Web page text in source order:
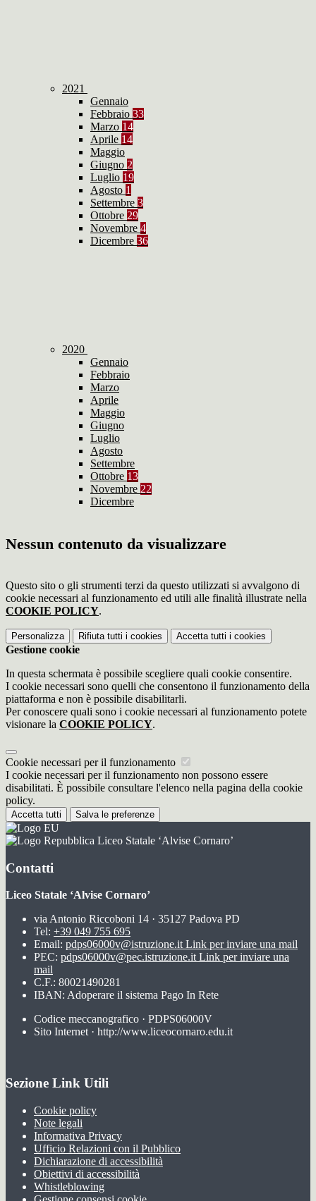
2021
Gennaio
Febbraio 33
Marzo 14
Aprile 14
Maggio
Giugno 2
Luglio 19
Agosto 1
Settembre 3
Ottobre 29
Novembre 4
Dicembre 36
2020
Gennaio
Febbraio
Marzo
Aprile
Maggio
Giugno
Luglio
Agosto
Settembre
Ottobre 13
Novembre 22
Dicembre
Nessun contenuto da visualizzare
Questo sito o gli strumenti terzi da questo utilizzati si avvalgono di
cookie necessari al funzionamento ed utili alle finalità illustrate nella
COOKIE POLICY.
Personalizza Rifiuta tutti i cookies Accetta tutti i cookies
Gestione cookie
In questa schermata è possibile scegliere quali cookie consentire.
I cookie necessari sono quelli che consentono il funzionamento della
piattaforma e non è possibile disabilitarli.
Per conoscere quali sono i cookie necessari al funzionamento potete
visionare la COOKIE POLICY.
Cookie necessari per il funzionamento
I cookie necessari per il funzionamento non possono essere
disabilitati. È possibile consultare l'elenco nella pagina della cookie
policy.
Accetta tutti Salva le preferenze
Liceo Statale ‘Alvise Cornaro’
Contatti
Liceo Statale ‘Alvise Cornaro’
via Antonio Riccoboni 14 · 35127 Padova PD
Tel: +39 049 755 695
Email: pdps06000v@istruzione.it Link per inviare una mail
PEC: pdps06000v@pec.istruzione.it Link per inviare una
mail
C.F.: 80021490281
IBAN: Adoperare il sistema Pago In Rete
Codice meccanografico · PDPS06000V
Sito Internet · http://www.liceocornaro.edu.it
Sezione Link Utili
Cookie policy
Note legali
Informativa Privacy
Ufficio Relazioni con il Pubblico
Dichiarazione di accessibilità
Obiettivi di accessibilità
Whistleblowing